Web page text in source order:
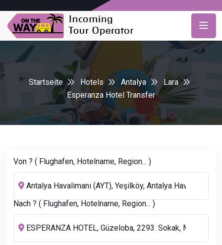
Startseite Hotels Antalya
Lara
Esperanza Hotel Transfer
Von ? ( Flughafen, Hotelname, Region... )
Nach ? ( Flughafen, Hotelname, Region... )